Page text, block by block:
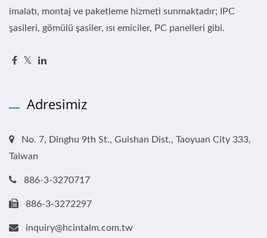
imalatı, montaj ve paketleme hizmeti sunmaktadır; IPC
şasileri, gömülü şasiler, ısı emiciler, PC panelleri gibi.
Adresimiz
No. 7, Dinghu 9th St., Guishan Dist., Taoyuan City 333,
Taiwan
886-3-3270717
886-3-3272297
inquiry@hcintalm.com.tw